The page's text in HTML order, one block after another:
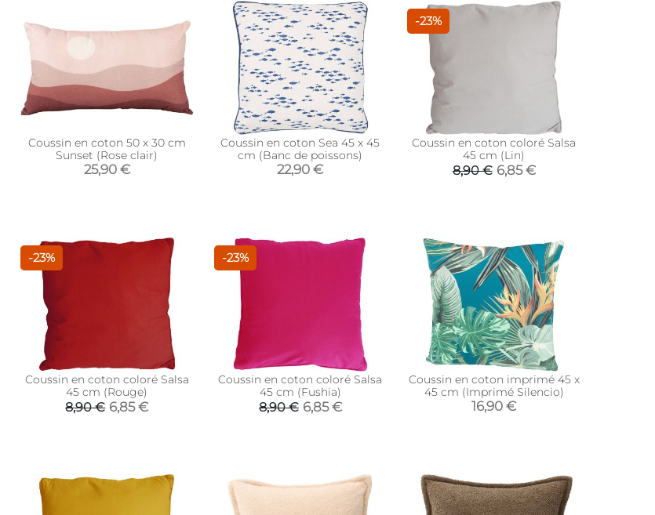
Coussin en coton 50 x 30 cm
Sunset (Rose clair)
25,90 €
Coussin en coton Sea 45 x 45
cm (Banc de poissons)
22,90 €
-23%
Coussin en coton coloré Salsa
45 cm (Lin)
8,90 € 6,85 €
-23%
Coussin en coton coloré Salsa
45 cm (Rouge)
8,90 € 6,85 €
-23%
Coussin en coton coloré Salsa
45 cm (Fushia)
8,90 € 6,85 €
Coussin en coton imprimé 45 x
45 cm (Imprimé Silencio)
16,90 €